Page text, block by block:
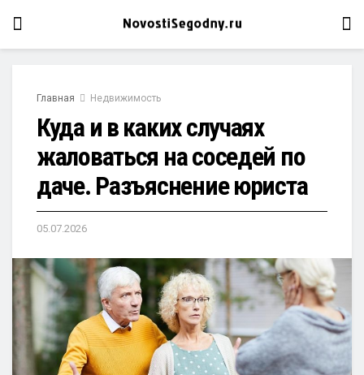
Главная Недвижимость
Куда и в каких случаях
жаловаться на соседей по
даче. Разъяснение юриста
05.07.2026